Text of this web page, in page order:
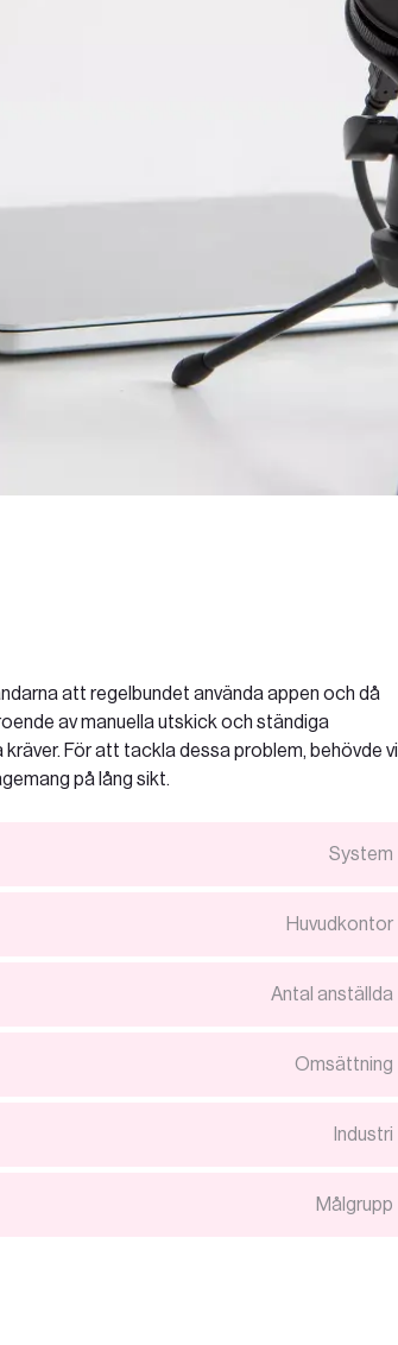
att regelbundet använda appen och då
av manuella utskick och ständiga
För att tackla dessa problem, behövde vi
på lång sikt.
System
Huvudkontor
Antal anställda
Omsättning
Industri
Målgrupp